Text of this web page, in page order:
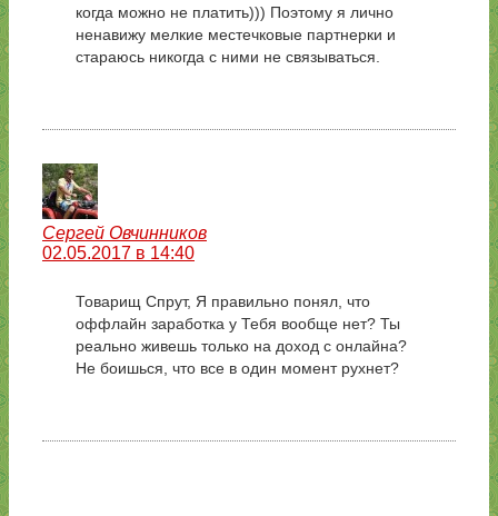
когда можно не платить))) Поэтому я лично
ненавижу мелкие местечковые партнерки и
стараюсь никогда с ними не связываться.
Сергей Овчинников
02.05.2017 в 14:40
Товарищ Спрут, Я правильно понял, что
оффлайн заработка у Тебя вообще нет? Ты
реально живешь только на доход с онлайна?
Не боишься, что все в один момент рухнет?